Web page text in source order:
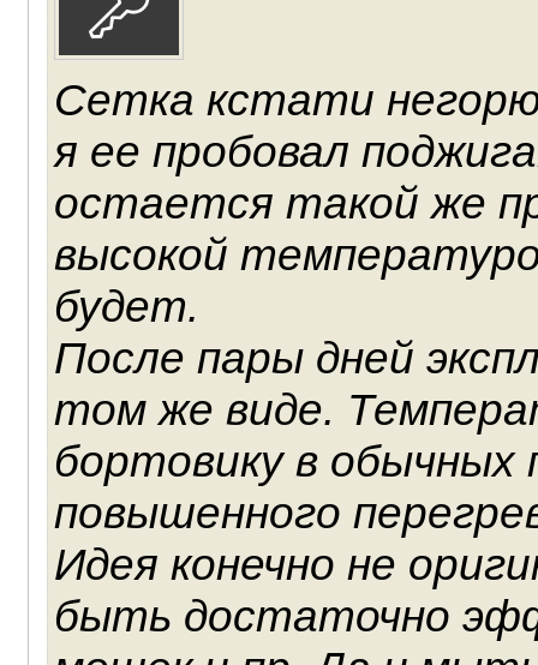
Сетка кстати
я ее пробовал
остается такой же
высокой
будет.
После пары дней
том же виде.
бортовику в обычных
повышенного
Идея конечно не
быть достаточно